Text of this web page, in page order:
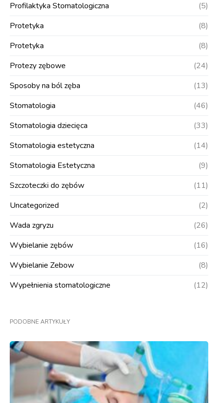
Profilaktyka Stomatologiczna
(5)
Protetyka
(8)
Protetyka
(8)
Protezy zębowe
(24)
Sposoby na ból zęba
(13)
Stomatologia
(46)
Stomatologia dziecięca
(33)
Stomatologia estetyczna
(14)
Stomatologia Estetyczna
(9)
Szczoteczki do zębów
(11)
Uncategorized
(2)
Wada zgryzu
(26)
Wybielanie zębów
(16)
Wybielanie Zebow
(8)
Wypełnienia stomatologiczne
(12)
PODOBNE ARTYKUŁY